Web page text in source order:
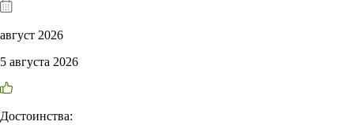
август 2026
5 августа 2026
Достоинства: